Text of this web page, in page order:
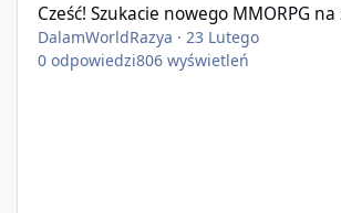
Cześć! Szukacie nowego MMORPG na
DalamWorldRazya · 23 Lutego
0 odpowiedzi806 wyświetleń